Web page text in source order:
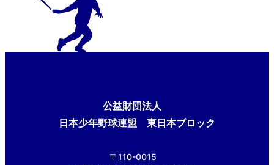
公益財団法人
日本少年野球連盟 東日本ブロック
〒110-0015